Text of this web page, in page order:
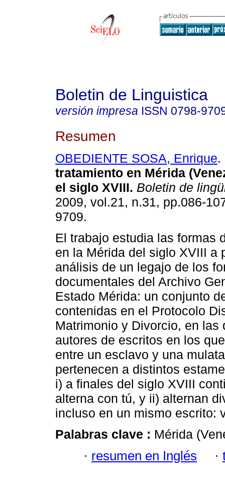
Boletin de Linguistica
versión impresa ISSN 0798-
Resumen
OBEDIENTE SOSA, Enrique.
tratamiento en Mérida
el siglo XVIII. Boletin de
2009, vol.21, n.31, pp.086-
9709.
El trabajo estudia las formas
en la Mérida del siglo XVIII a
análisis de un legajo de los
documentales del Archivo
Estado Mérida: un conjunto
contenidas en el Protocolo
Matrimonio y Divorcio, en
autores de escritos en los
entre un esclavo y una
pertenecen a distintos
i) a finales del siglo XVIII
alterna con tú, y ii) alternan
incluso en un mismo escrito:
Palabras clave : Mérida
· resumen en Inglés ·